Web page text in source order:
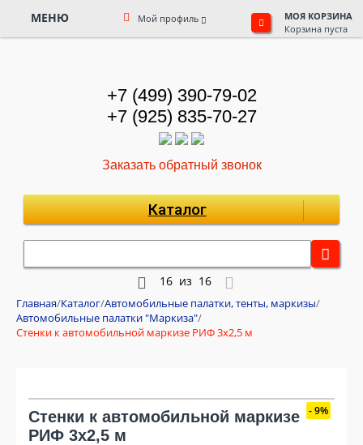
МЕНЮ Мой профиль
МОЯ КОРЗИНА
Корзина пуста
+7 (499) 390-79-02
+7 (925) 835-70-27
Заказать обратный звонок
Каталог
Главная/Каталог/Автомобильные палатки, тенты, маркизы/
Автомобильные палатки "Маркиза"/
Стенки к автомобильной маркизе РИФ 3х2,5 м
16 из 16
9%
Стенки к автомобильной маркизе
РИФ 3х2,5 м